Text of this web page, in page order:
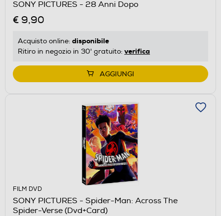
SONY PICTURES - 28 Anni Dopo
€ 9,90
Acquisto online: disponibile
Ritiro in negozio in 30' gratuito: verifica
AGGIUNGI
FILM DVD
SONY PICTURES - Spider-Man: Across The
Spider-Verse (Dvd+Card)